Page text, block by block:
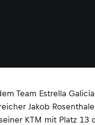
Team Estrella
Jakob
KTM mit Platz 13